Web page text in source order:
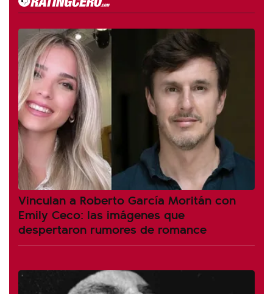
Vinculan a Roberto García Moritán con
Emily Ceco: las imágenes que
despertaron rumores de romance